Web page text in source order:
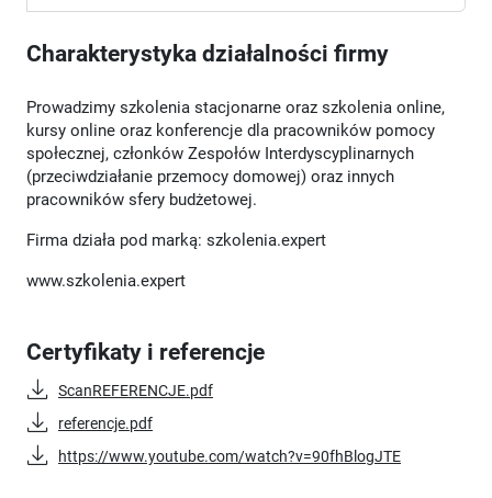
Charakterystyka działalności firmy
Prowadzimy szkolenia stacjonarne oraz szkolenia online,
kursy online oraz konferencje dla pracowników pomocy
społecznej, członków Zespołów Interdyscyplinarnych
(przeciwdziałanie przemocy domowej) oraz innych
pracowników sfery budżetowej.
Firma działa pod marką: szkolenia.expert
www.szkolenia.expert
Certyfikaty i referencje
ScanREFERENCJE.pdf
referencje.pdf
https://www.youtube.com/watch?v=90fhBlogJTE